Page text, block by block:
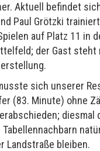
Aktuell befindet
Paul Grötzki
auf Platz 11 in
der Gast steht
sich unserer
(83. Minute) ohne
diesmal
Landstraße bleiben.